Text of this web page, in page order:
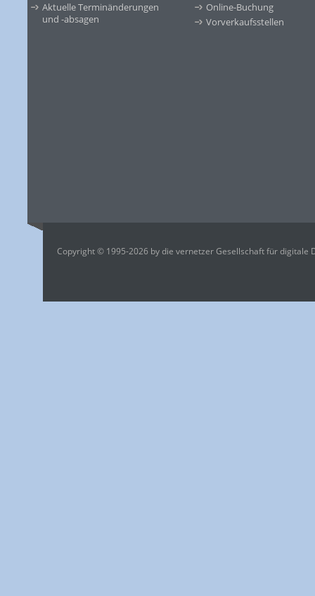
Aktuelle Terminänderungen
und -absagen
Online-Buchung
Vorverkaufsstellen
Copyright © 1995-2026 by die vernetzer Gesellschaft für digitale